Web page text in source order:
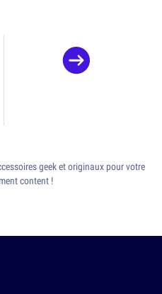
geek et originaux pour votre
content !